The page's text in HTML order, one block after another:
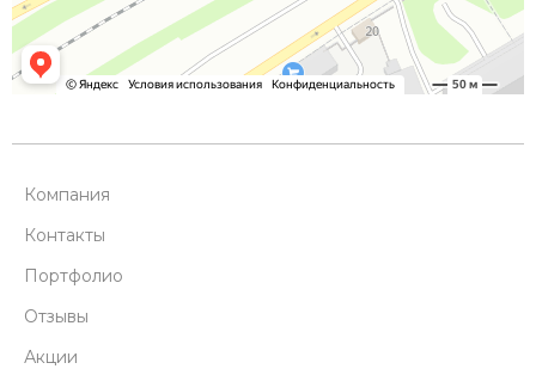
Компания
Контакты
Портфолио
Отзывы
Акции